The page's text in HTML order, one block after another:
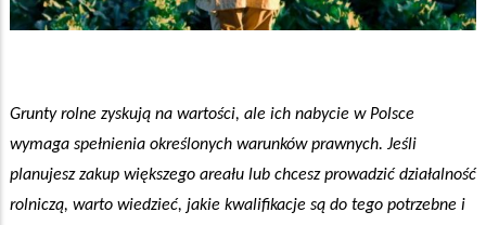
Grunty rolne zyskują na wartości, ale ich nabycie w Polsce
wymaga spełnienia określonych warunków prawnych. Jeśli
planujesz zakup większego areału lub chcesz prowadzić działalność
rolniczą, warto wiedzieć, jakie kwalifikacje są do tego potrzebne i